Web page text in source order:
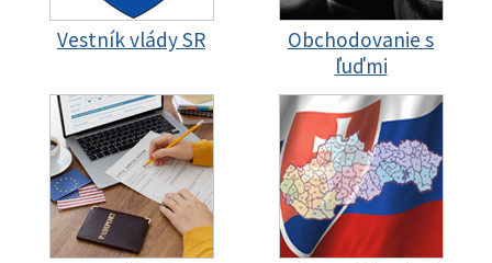
Vestník vlády SR
Obchodovanie s
ľuďmi